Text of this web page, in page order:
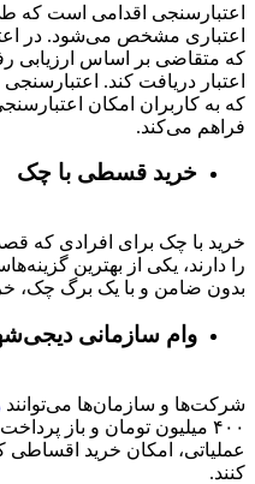
اعتبارسنجی اقدامی است که
اعتباری مشخص می‌شود. در
که متقاضی بر اساس ارزیابی
اعتبار دریافت کند.
که به کاربران امکان
فراهم می‌کند.
خرید قسطی با چک
خرید با چک برای افرادی که
را دارند، یکی از بهترین
بدون ضامن و با یک برگ چک،
وام سازمانی
شرکت‌ها و سازمان‌ها می‌توانند
۴۰۰ میلیون تومان و باز پرداخت
عملیاتی، امکان خرید اقساطی
کنند.